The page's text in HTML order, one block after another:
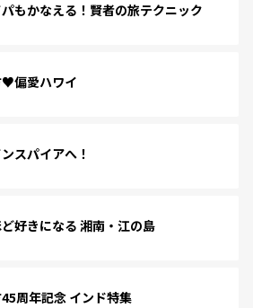
もかなえる！賢者の旅テクニック
偏愛ハワイ
スパイアへ！
好きになる 湘南・江の島
周年記念 インド特集